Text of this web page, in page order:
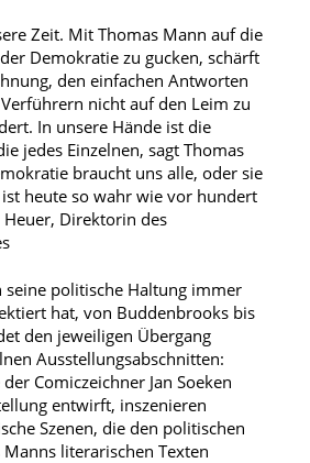
Zeit. Mit Thomas Mann auf die
Demokratie zu gucken, schärft
den einfachen Antworten
nicht auf den Leim zu
In unsere Hände ist die
jedes Einzelnen, sagt Thomas
braucht uns alle, oder sie
heute so wahr wie vor hundert
Heuer, Direktorin des
seine politische Haltung immer
hat, von Buddenbrooks bis
den jeweiligen Übergang
Ausstellungsabschnitten:
Comiczeichner Jan Soeken
entwirft, inszenieren
Szenen, die den politischen
literarischen Texten